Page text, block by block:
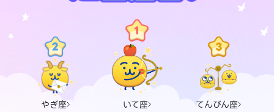
やぎ座 いて座 てんびん座